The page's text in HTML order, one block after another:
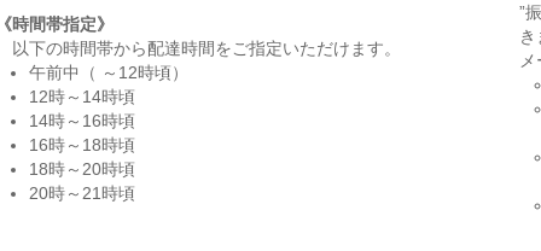
時間帯指定》
下の時間帯から配達時間をご指定いただけます。
午前中（ ～12時頃）
12時～14時頃
14時～16時頃
16時～18時頃
18時～20時頃
20時～21時頃
”